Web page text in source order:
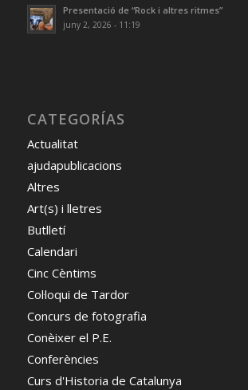
Presentació de “Rock i altres ritmes”
juny 2, 2026 - 11:19
CATEGORÍAS
Actualitat
ajudapublicacions
Altres
Art(s) i lletres
Butlletí
Calendari
Cinc Cèntims
Col·loqui de Tardor
Concurs de fotografia
Conèixer el P.E.
Conferències
Curs d'Historia de Catalunya